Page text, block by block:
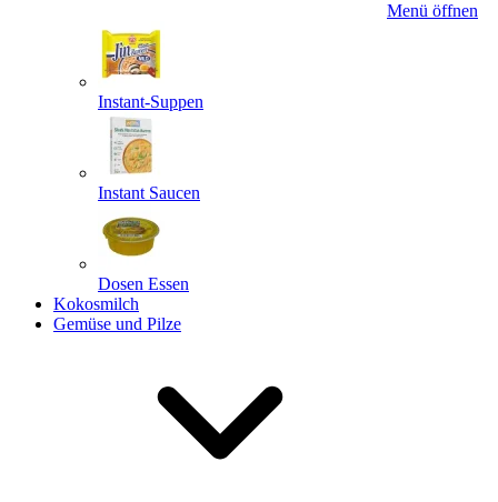
Menü öffnen
Instant-Suppen
Instant Saucen
Dosen Essen
Kokosmilch
Gemüse und Pilze